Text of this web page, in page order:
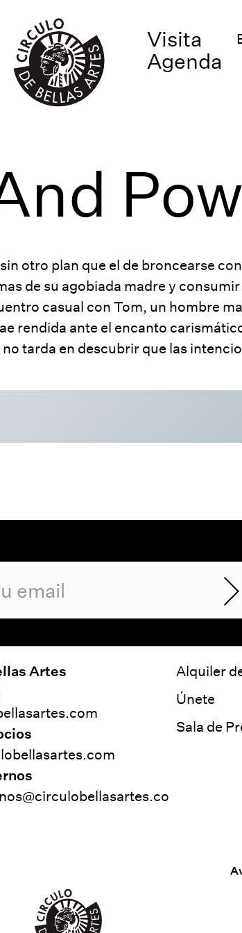
Visita
Agenda
otro plan que el de broncearse
de su agobiada madre y
casual con Tom, un hombre
rendida ante el encanto
tarda en descubrir que las
Artes
Alquiler
Únete
Sala de